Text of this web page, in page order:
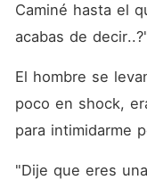
Caminé hasta el
acabas de
El hombre se
poco en shock,
para intimidarme
"Dije que eres